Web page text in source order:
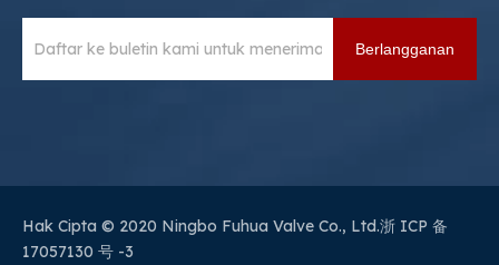
Berlangganan
Hak Cipta © 2020 Ningbo Fuhua Valve Co., Ltd.浙 ICP 备
17057130 号 -3